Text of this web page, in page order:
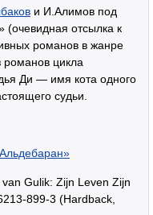
и И.Алимов под
(очевидная отсылка к
романов в жанре
романов цикла
Ди — имя кота одного
судьи.
Gulik: Zijn Leven Zijn
899-3 (Hardback,